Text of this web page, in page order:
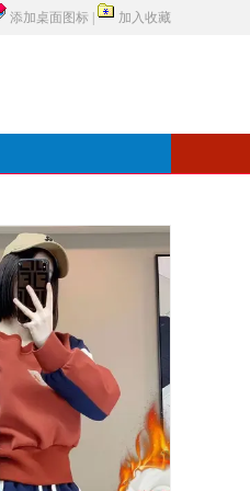
添加桌面图标 加入收藏